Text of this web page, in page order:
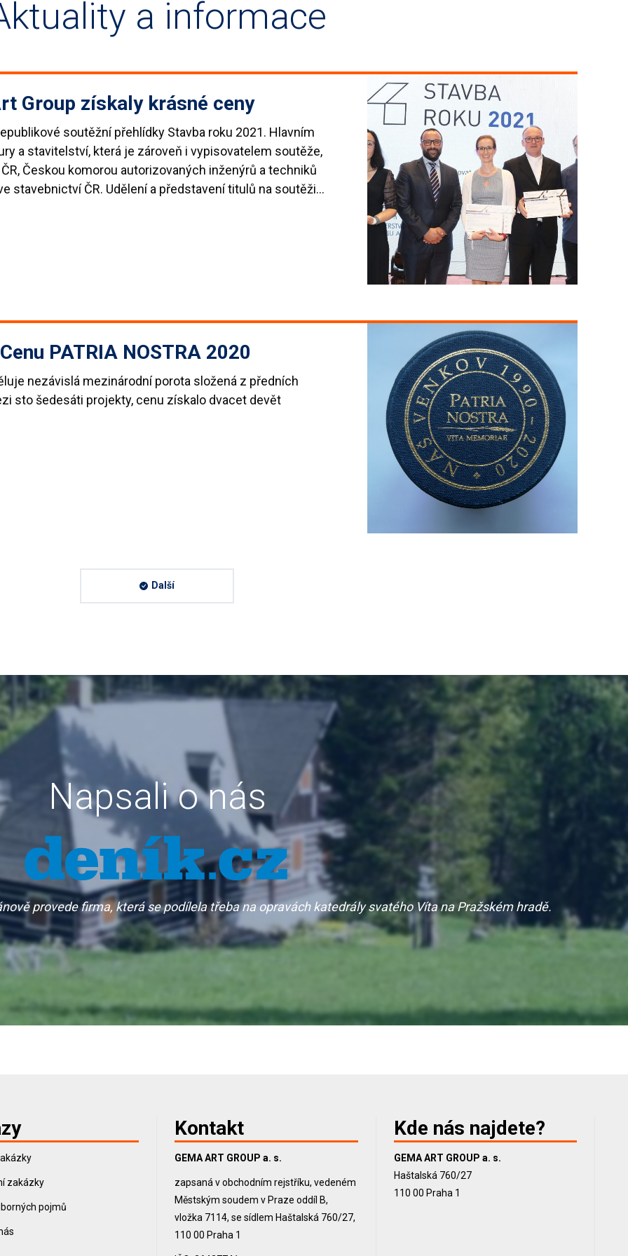
a informace
Group získaly krásné ceny
soutěžní přehlídky Stavba roku 2021. Hlavním
a stavitelství, která je zároveň i vypisovatelem soutěže,
Českou komorou autorizovaných inženýrů a techniků
stavebnictví ČR. Udělení a představení titulů na soutěži…
PATRIA NOSTRA 2020
nezávislá mezinárodní porota složená z předních
sto šedesáti projekty, cenu získalo dvacet devět
Další
Napsali o nás
provede firma, která se podílela třeba na opravách katedrály svatého Víta na Pražském hradě.
zakázky
pojmů
Kontakt
GEMA ART GROUP a. s.
zapsaná v obchodním rejstříku, vedeném
Městským soudem v Praze oddíl B,
vložka 7114, se sídlem Haštalská 760/27,
110 00 Praha 1
Kde nás najdete?
GEMA ART GROUP a. s.
Haštalská 760/27
110 00 Praha 1